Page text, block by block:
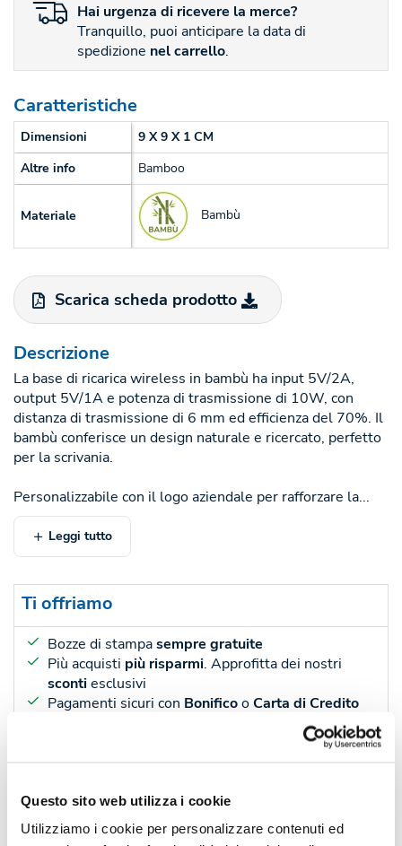
Questo sito web utilizza i cookie
Utilizziamo i cookie per personalizzare contenuti ed
Hai urgenza di ricevere la merce?
Tranquillo, puoi anticipare la data di
spedizione nel carrello.
Caratteristiche
Dimensioni
9 X 9 X 1 CM
Altre info
Bamboo
Materiale Bambù
Scarica scheda prodotto
Descrizione
La base di ricarica wireless in bambù ha input 5V/2A,
output 5V/1A e potenza di trasmissione di 10W, con
distanza di trasmissione di 6 mm ed efficienza del 70%. Il
bambù conferisce un design naturale e ricercato, perfetto
per la scrivania.
Personalizzabile con il logo aziendale per rafforzare la...
Leggi tutto
Ti offriamo
Bozze di stampasempre gratuite
Più acquisti più risparmi. Approfitta dei nostri
scontiesclusivi
Pagamenti sicuri con BonificooCarta di Credito
Pezzi 50 -